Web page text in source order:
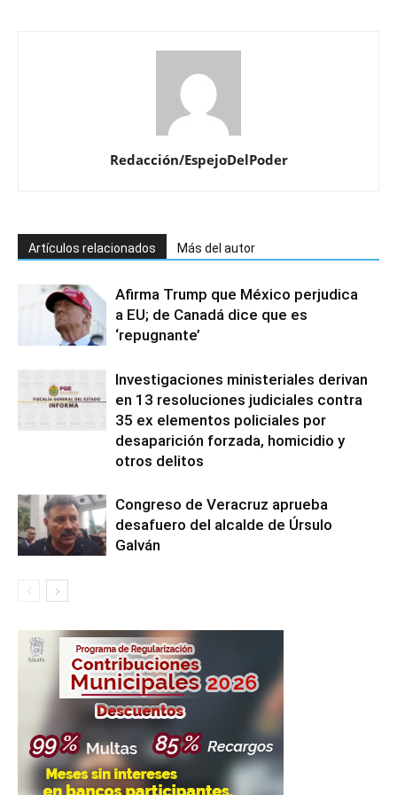
Redacción/EspejoDelPoder
Artículos relacionados Más del autor
Afirma Trump que México perjudica
a EU; de Canadá dice que es
‘repugnante’
Investigaciones ministeriales derivan
en 13 resoluciones judiciales contra
35 ex elementos policiales por
desaparición forzada, homicidio y
otros delitos
Congreso de Veracruz aprueba
desafuero del alcalde de Úrsulo
Galván